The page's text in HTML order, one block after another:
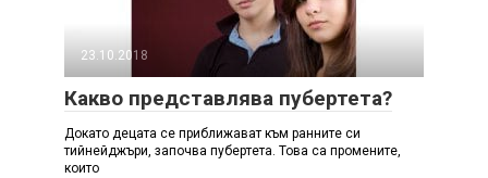
23.10.2018
Какво представлява пубертета?
Докато децата се приближават към ранните си
тийнейджъри, започва пубертета. Това са промените,
които